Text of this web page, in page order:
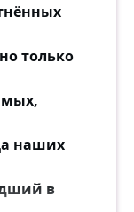
только
наших
в